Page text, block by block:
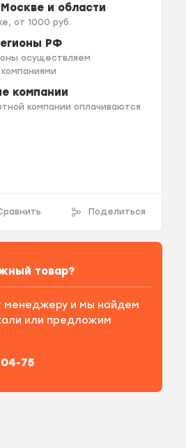
и области
от 1000 руб.
РФ
осуществляем
компании
компании оплачиваются
Поделиться
товар?
менеджеру и мы найдем
или предложим
75